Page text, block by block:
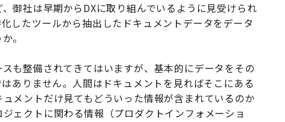
御社は早期からDXに取り組んでいるように見受けられ
したツールから抽出したドキュメントデータをデータ
。
も整備されてきてはいますが、基本的にデータをその
ありません。人間はドキュメントを見ればそこにある
メントだけ見てもどういった情報が含まれているのか
ェクトに関わる情報（プロダクトインフォメーショ